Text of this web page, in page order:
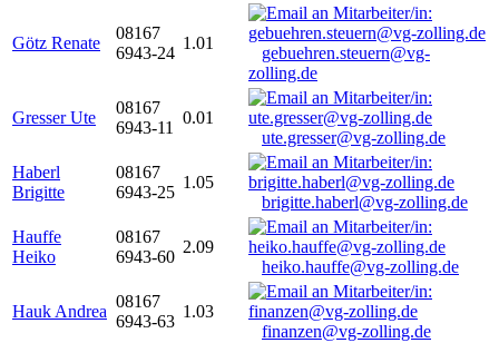
Götz Renate
08167
6943-24
1.01
gebuehren.steuern@vg-
zolling.de
Gresser Ute
08167
6943-11
0.01
ute.gresser@vg-zolling.de
Haberl
Brigitte
08167
6943-25
1.05
brigitte.haberl@vg-zolling.de
Hauffe
Heiko
08167
6943-60
2.09
heiko.hauffe@vg-zolling.de
Hauk Andrea
08167
6943-63
1.03
finanzen@vg-zolling.de